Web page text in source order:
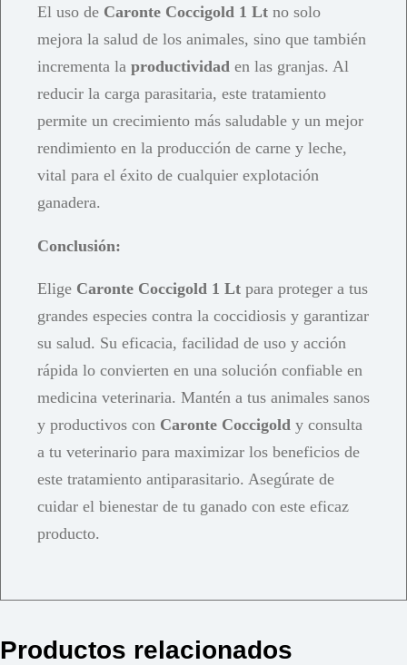
El uso de Caronte Coccigold 1 Lt no solo
mejora la salud de los animales, sino que también
incrementa la productividad en las granjas. Al
reducir la carga parasitaria, este tratamiento
permite un crecimiento más saludable y un mejor
rendimiento en la producción de carne y leche,
vital para el éxito de cualquier explotación
ganadera.
Conclusión:
Elige Caronte Coccigold 1 Lt para proteger a tus
grandes especies contra la coccidiosis y garantizar
su salud. Su eficacia, facilidad de uso y acción
rápida lo convierten en una solución confiable en
medicina veterinaria. Mantén a tus animales sanos
y productivos con Caronte Coccigold y consulta
a tu veterinario para maximizar los beneficios de
este tratamiento antiparasitario. Asegúrate de
cuidar el bienestar de tu ganado con este eficaz
producto.
Productos relacionados